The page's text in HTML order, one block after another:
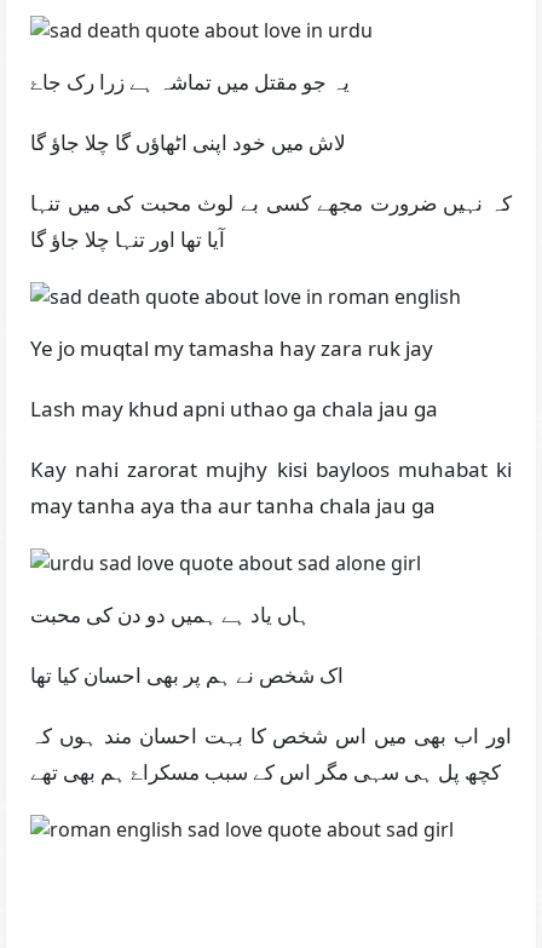
لاش میں خود اپنی اٹھاؤں گا چلا جاؤ گا
کہ نہیں ضرورت مجھے کسی بے لوث محبت کی میں تنہا
آیا تھا اور تنہا چلا جاؤ گا
Ye jo muqtal my tamasha hay zara ruk jay
Lash may khud apni uthao ga chala jau ga
Kay nahi zarorat mujhy kisi bayloos muhabat ki
may tanha aya tha aur tanha chala jau ga
اک شخص نے ہم پر بھی احسان کیا تھا
اور اب بھی میں اس شخص کا بہت احسان مند ہوں کہ
کچھ پل ہی سہی مگر اس کے سبب مسکراۓ ہم بھی تھے